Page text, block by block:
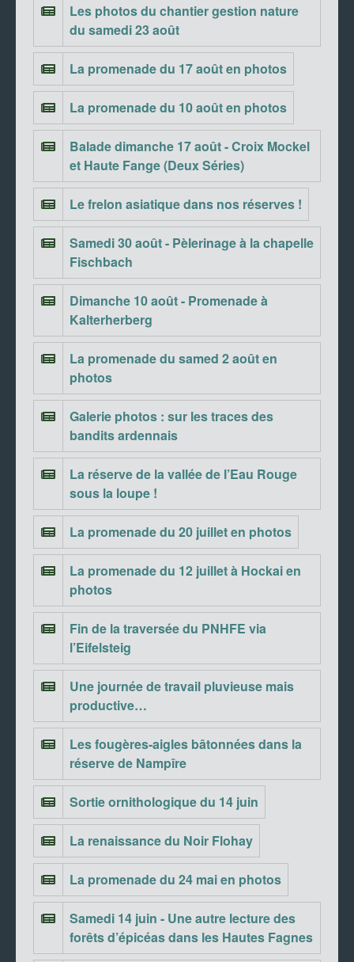
Les photos du chantier gestion nature
du samedi 23 août
La promenade du 17 août en photos
La promenade du 10 août en photos
Balade dimanche 17 août - Croix Mockel
et Haute Fange (Deux Séries)
Le frelon asiatique dans nos réserves !
Samedi 30 août - Pèlerinage à la chapelle
Fischbach
Dimanche 10 août - Promenade à
Kalterherberg
La promenade du samed 2 août en
photos
Galerie photos : sur les traces des
bandits ardennais
La réserve de la vallée de l’Eau Rouge
sous la loupe !
La promenade du 20 juillet en photos
La promenade du 12 juillet à Hockai en
photos
Fin de la traversée du PNHFE via
l’Eifelsteig
Une journée de travail pluvieuse mais
productive…
Les fougères-aigles bâtonnées dans la
réserve de Nampîre
Sortie ornithologique du 14 juin
La renaissance du Noir Flohay
La promenade du 24 mai en photos
Samedi 14 juin - Une autre lecture des
forêts d’épicéas dans les Hautes Fagnes